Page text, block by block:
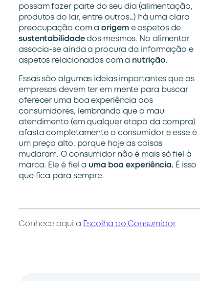
possam fazer parte do seu dia (alimentação,
produtos do lar, entre outros…) há uma clara
preocupação com aorigeme aspetos de
sustentabilidadedos mesmos. No alimentar
associa-se ainda a procura da informação e
aspetos relacionados com a nutrição.
Essas são algumas ideias importantes que as
empresas devem ter em mente para buscar
oferecer uma boa experiência aos
consumidores, lembrando que o mau
atendimento (em qualquer etapa da compra)
afasta completamente o consumidor e esse é
um preço alto, porque hoje as coisas
mudaram. O consumidor não é mais só fiel à
marca. Ele é fiel a uma boa experiência. É isso
que fica para sempre.
Conhece aqui a Escolha do Consumidor